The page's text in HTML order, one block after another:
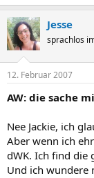
Jesse
sprachlos
12. Februar 2007
AW: die sache
Nee Jackie, ich
Aber wenn ich
dWK. Ich find die
Und ich wundere